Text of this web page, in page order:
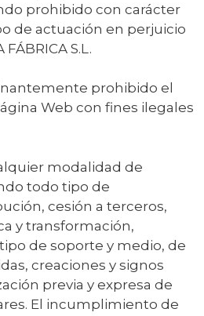
prohibido con carácter
de actuación en perjuicio
FÁBRICA S.L.
prohibido el
Web con fines ilegales
modalidad de
todo tipo de
cesión a terceros,
y transformación,
de soporte y medio, de
creaciones y signos
previa y expresa de
El incumplimiento de